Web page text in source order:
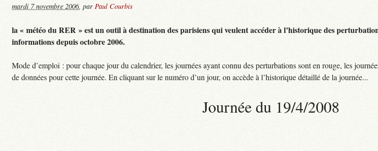
mardi 7 novembre 2006, par Paul Courbis
la « météo du RER » est un outil à destination des parisiens qui veulent accéder à l’historique des
informations depuis octobre 2006.
Mode d’emploi : pour chaque jour du calendrier, les journées ayant connu des perturbations sont en rouge, les
de données pour cette journée. En cliquant sur le numéro d’un jour, on accède à l’historique détaillé de la journée...
Journée du 19/4/2008